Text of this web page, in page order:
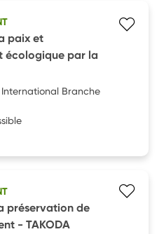
paix et
écologique par la
International Branche
préservation de
- TAKODA